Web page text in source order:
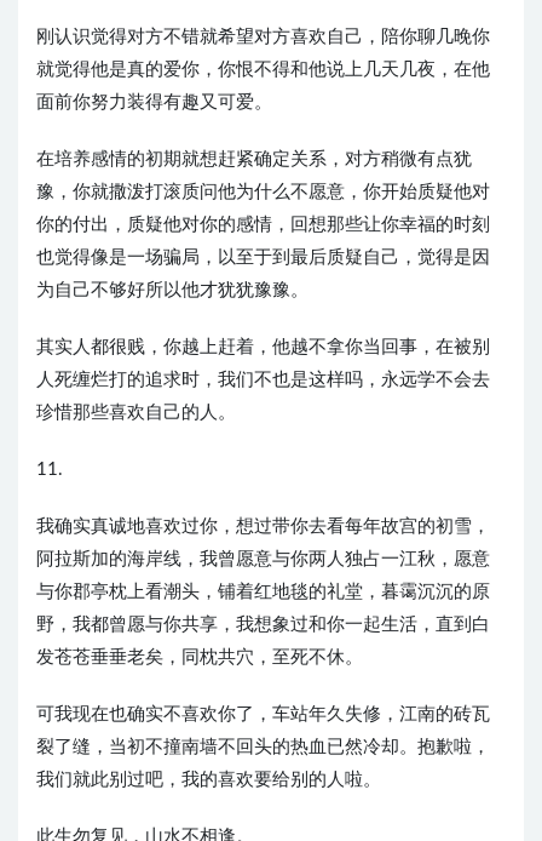
刚认识觉得对方不错就希望对方喜欢自己，陪你聊几晚你
就觉得他是真的爱你，你恨不得和他说上几天几夜，在他
面前你努力装得有趣又可爱。
在培养感情的初期就想赶紧确定关系，对方稍微有点犹
豫，你就撒泼打滚质问他为什么不愿意，你开始质疑他对
你的付出，质疑他对你的感情，回想那些让你幸福的时刻
也觉得像是一场骗局，以至于到最后质疑自己，觉得是因
为自己不够好所以他才犹犹豫豫。
其实人都很贱，你越上赶着，他越不拿你当回事，在被别
人死缠烂打的追求时，我们不也是这样吗，永远学不会去
珍惜那些喜欢自己的人。
11.
我确实真诚地喜欢过你，想过带你去看每年故宫的初雪，
阿拉斯加的海岸线，我曾愿意与你两人独占一江秋，愿意
与你郡亭枕上看潮头，铺着红地毯的礼堂，暮霭沉沉的原
野，我都曾愿与你共享，我想象过和你一起生活，直到白
发苍苍垂垂老矣，同枕共穴，至死不休。
可我现在也确实不喜欢你了，车站年久失修，江南的砖瓦
裂了缝，当初不撞南墙不回头的热血已然冷却。抱歉啦，
我们就此别过吧，我的喜欢要给别的人啦。
此生勿复见，山水不相逢。